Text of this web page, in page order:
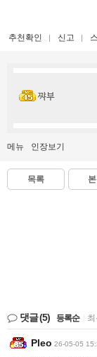
추천확인 신고
쨔부
메뉴 인장보기
목록
댓글(5) 등록순
Pleo 26-05-05